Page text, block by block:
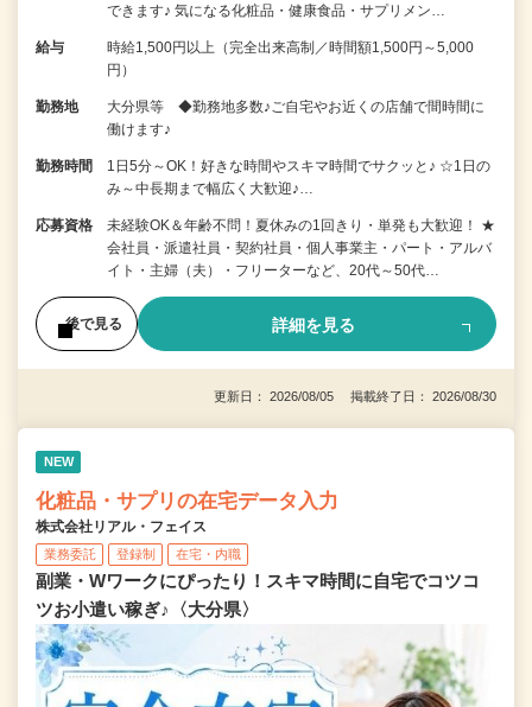
できます♪ 気になる化粧品・健康食品・サプリメン…
給与
時給1,500円以上（完全出来高制／時間額1,500円～5,000
円）
勤務地
大分県等 ◆勤務地多数♪ご自宅やお近くの店舗で間時間に
働けます♪
勤務時間
1日5分～OK！好きな時間やスキマ時間でサクッと♪ ☆1日の
み～中長期まで幅広く大歓迎♪…
応募資格
未経験OK＆年齢不問！夏休みの1回きり・単発も大歓迎！ ★
会社員・派遣社員・契約社員・個人事業主・パート・アルバ
イト・主婦（夫）・フリーターなど、20代～50代…
後で見る 詳細を見る
更新日： 2026/08/05 掲載終了日： 2026/08/30
NEW
化粧品・サプリの在宅データ入力
株式会社リアル・フェイス
業務委託 登録制 在宅・内職
副業・Wワークにぴったり！スキマ時間に自宅でコツコ
ツお小遣い稼ぎ♪〈大分県〉